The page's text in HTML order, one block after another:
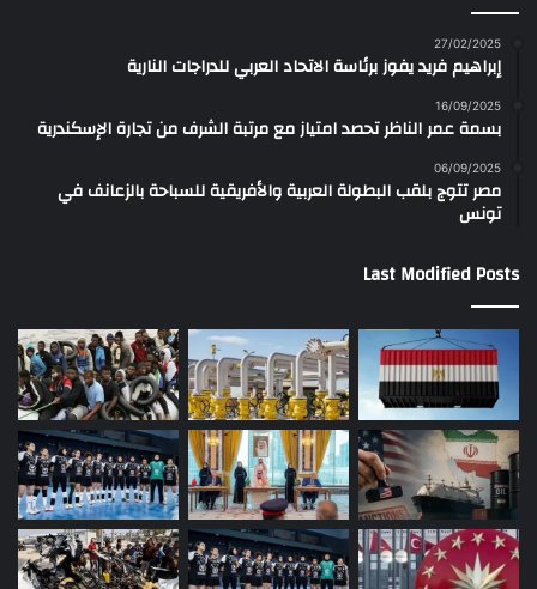
27/02/2025
إبراهيم فريد يفوز برئاسة الاتحاد العربي للدراجات النارية
16/09/2025
بسمة عمر الناظر تحصد امتياز مع مرتبة الشرف من تجارة الإسكندرية
06/09/2025
مصر تتوج بلقب البطولة العربية والأفريقية للسباحة بالزعانف في
تونس
Last Modified Posts